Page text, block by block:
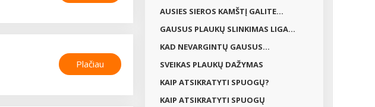
Plačiau
AUSIES SIEROS KAMŠTĮ GALITE...
GAUSUS PLAUKŲ SLINKIMAS LIGA...
KAD NEVARGINTŲ GAUSUS...
SVEIKAS PLAUKŲ DAŽYMAS
KAIP ATSIKRATYTI SPUOGŲ?
KAIP ATSIKRATYTI SPUOGŲ